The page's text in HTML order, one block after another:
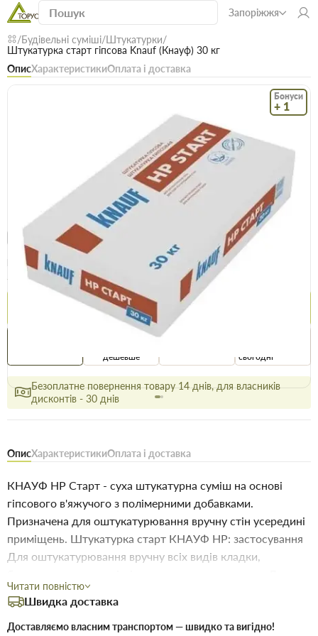
Запоріжжя
Будівельні суміші Штукатурки
Штукатурка старт гіпсова Knauf (Кнауф) 30 кг
ОписХарактеристикиОплата і доставка
Бонуси
+ 1
Штукатурка старт гіпсова Knauf (Кнауф) 30
Безкоштовна доставка! Від 15000 грн Доставка НП
Ціна / шт
345.5 грн340.5 грн
Купити
дешевше
сьогодні
Безоплатне повернення товару 14 днів, для власників
дисконтів - 30 днів
ОписХарактеристикиОплата і доставка
КНАУФ НР Старт - суха штукатурна суміш на основі
гіпсового в'яжучого з полімерними добавками.
Призначена для оштукатурювання вручну стін усередині
приміщень. Штукатурка старт КНАУФ НР: застосування
Для оштукатурювання вручну всіх видів кладки,
обробки приміщень з нормальним рівнем вологості,
включаючи кухні та санвузли житлових приміщень, як
штукатурна основа для фарбування, обклеювання
Читати повністю
Швидка доставка
Доставляємо власним транспортом — швидко та вигідно!